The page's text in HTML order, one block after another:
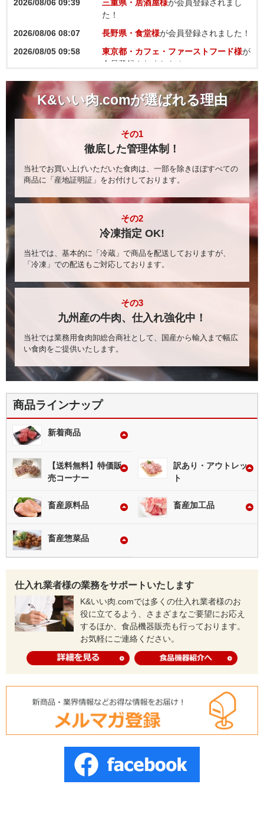
2026-08-07
「【三元豚】豚バラ先
ただきました！
08:23:22
「【在庫限り】国産豚
小間スライス2.0mm」
た！
2026-08-07
08:23:22
「豚皮付きバラブロッ
クカット 約1kg」をご
「【おすすめ】豚トロ
カブリ ※小分け」をご
2026-08-07
08:23:22
「豚肩ロースブロック
カット 約1kg」をご注
ショートリブ（切り落
とし）」をご注文いた
だきました！
2026-08-07
08:06:12
「【送料込み】スカル
ネ 牛ハンキングテン
ダー ※中筋除去」を
ご注文いただきまし
た！
「豚ロース (ポークロ
イン)」をご注文いただ
きました！
2026-08-07
04:43:52
「【九州産】若鶏ヤゲ
2026-08-07
04:43:52
岐阜県
「【グレイン】牛アウ
た！
2026-08-07
岐阜県
切目入り」をご注文い
ただきました！
780円
2026/08/06 09:39 三重県・居酒屋様が会員登録されまし
た！
2026/08/06 08:07
長野県・食堂様が会員登録されました！
2026/08/05 09:58
東京都・カフェ・ファーストフード様が
会員登録されました！
2026/08/05 07:46
新潟県・焼肉様が会員登録されました！
2026/08/04 20:57
熊本県・個人様が会員登録されました！
2026/08/04 01:04
高知県・個人様が会員登録されました！
東京都・個人様
埼玉県・その他様が会員登録されまし
た！
2026/08/03 08:58
神奈川県・個人様 が会員登録されまし
た！
宮城県・焼肉様
2026/07/30 21:11
滋賀県・個人様が会員登録されました！
2026/07/29 23:57
岩手県・個人様が会員登録されました！
2026/07/29 18:32
福岡県・焼肉様 が会員登録されました！
2026/07/24 02:17
静岡県・ラーメン弁当・給食様が会員登
録されました！
2026/07/21 23:57
愛媛県・焼肉様が会員登録されました！
2026/07/21 23:12
大阪府・焼肉様
が会員登録されました！
が会員登録されました！
2026/07/20 10:20
栃木県・食堂様
が会員登録されました！
2026/07/19 21:09
大分県・食堂様が会員登録されました！
2026/07/16 16:19
K&いい肉.comが選ばれる理由
その1
徹底した管理体制！
当社でお買い上げいただいた食肉は、一部を除きほぼすべての
商品に「産地証明証」をお付けしております。
その2
冷凍指定 OK!
当社では、基本的に「冷蔵」で商品を配送しておりますが、
「冷凍」での配送もご対応しております。
その3
九州産の牛肉、仕入れ強化中！
当社では業務用食肉卸総合商社として、国産から輸入まで幅広
い食肉をご提供いたします。
商品ラインナップ
新着商品
【送料無料】特価販
売コーナー
訳あり・アウトレッ
ト
畜産原料品 畜産加工品
畜産惣菜品
仕入れ業者様の業務をサポートいたします
K&いい肉.comでは多くの仕入れ業者様のお
役に立てるよう、さまざまなご要望にお応え
するほか、食品機器販売も行っております。
お気軽にご連絡ください。